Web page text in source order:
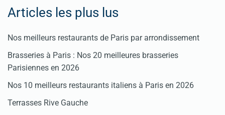
Articles les plus lus
Nos meilleurs restaurants de Paris par arrondissement
Brasseries à Paris : Nos 20 meilleures brasseries
Parisiennes en 2026
Nos 10 meilleurs restaurants italiens à Paris en 2026
Terrasses Rive Gauche